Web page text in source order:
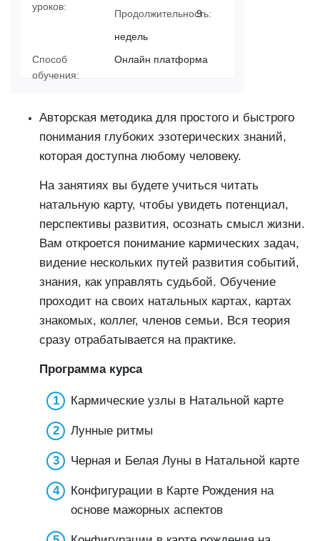
уроков:
Продолжительность:
9
недель
Способ
обучения:
Онлайн платформа
Авторская методика для простого и быстрого
понимания глубоких эзотерических знаний,
которая доступна любому человеку.
На занятиях вы будете учиться читать
натальную карту, чтобы увидеть потенциал,
перспективы развития, осознать смысл жизни.
Вам откроется понимание кармических задач,
видение нескольких путей развития событий,
знания, как управлять судьбой. Обучение
проходит на своих натальных картах, картах
знакомых, коллег, членов семьи. Вся теория
сразу отрабатывается на практике.
Программа курса
Кармические узлы в Натальной карте
Лунные ритмы
Черная и Белая Луны в Натальной карте
Конфигурации в Карте Рождения на
основе мажорных аспектов